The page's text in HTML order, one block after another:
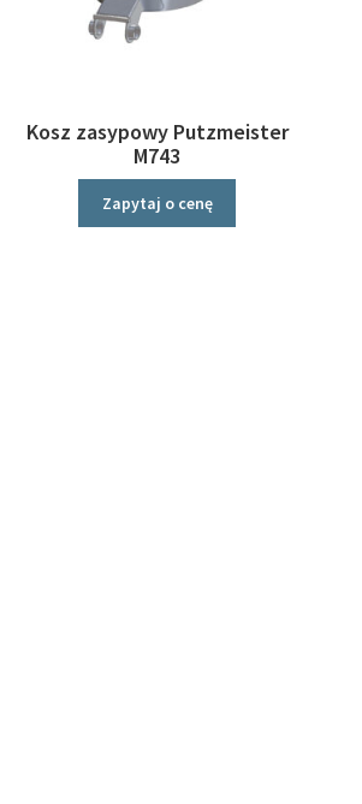
Kosz zasypowy Putzmeister
M743
Zapytaj o cenę